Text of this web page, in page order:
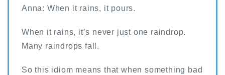
Anna: When it rains, it pours.
When it rains, it’s never just one raindrop.
Many raindrops fall.
So this idiom means that when something bad